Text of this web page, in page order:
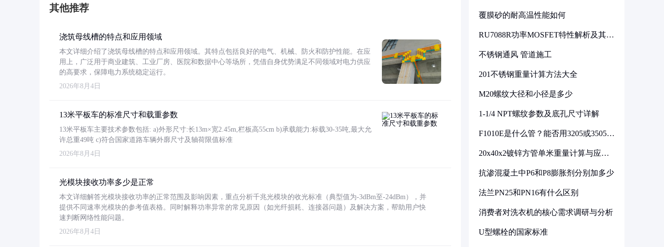
其他推荐
浇筑母线槽的特点和应用领域
本文详细介绍了浇筑母线槽的特点和应用领域。其特点包括良好的电气、机械、防火和防护性能。在应
用上，广泛用于商业建筑、工业厂房、医院和数据中心等场所，凭借自身优势满足不同领域对电力供应
的高要求，保障电力系统稳定运行。
2026年8月4日
13米平板车的标准尺寸和载重参数
13米平板车主要技术参数包括: a)外形尺寸:长13m×宽2.45m,栏板高55cm b)承载能力:标载30-35吨,最大允
许总重49吨 c)符合国家道路车辆外廓尺寸及轴荷限值标准
2026年8月4日
光模块接收功率多少是正常
本文详细解答光模块接收功率的正常范围及影响因素，重点分析千兆光模块的收光标准（典型值为-3dBm至-24dBm），并
提供不同速率光模块的参考值表格。同时解释功率异常的常见原因（如光纤损耗、连接器问题）及解决方案，帮助用户快
速判断网络性能问题。
2026年8月4日
覆膜砂的耐高温性能如何
RU7088R功率MOSFET特性解析及其在
不锈钢通风 管道施工
201不锈钢重量计算方法大全
M20螺纹大径和小径是多少
1-1/4 NPT螺纹参数及底孔尺寸详解
F1010E是什么管？能否用3205或3505代
20x40x2镀锌方管单米重量计算与应用
抗渗混凝土中P6和P8膨胀剂分别加多少
法兰PN25和PN16有什么区别
消费者对洗衣机的核心需求调研与分析
U型螺栓的国家标准